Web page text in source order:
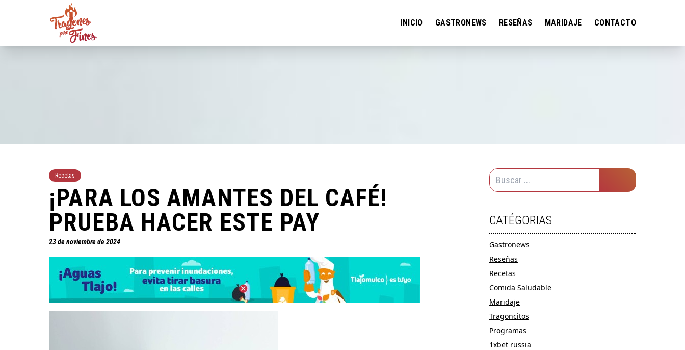
INICIO GASTRONEWS RESEÑAS MARIDAJE CONTACTO
Recetas
¡PARA LOS AMANTES DEL CAFÉ!
PRUEBA HACER ESTE PAY
23 de noviembre de 2024
CATÉGORIAS
Gastronews
Reseñas
Recetas
Comida Saludable
Maridaje
Tragoncitos
Programas
1xbet russia